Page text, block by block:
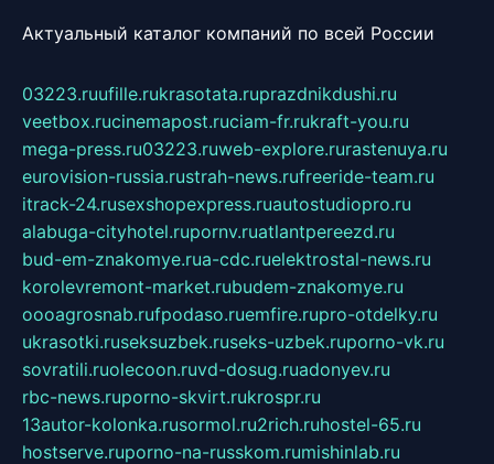
Актуальный каталог компаний по всей России
03223.ruufille.rukrasotata.ruprazdnikdushi.ru
veetbox.rucinemapost.ruciam-fr.rukraft-you.ru
mega-press.ru03223.ruweb-explore.rurastenuya.ru
eurovision-russia.rustrah-news.rufreeride-team.ru
itrack-24.rusexshopexpress.ruautostudiopro.ru
alabuga-cityhotel.rupornv.ruatlantpereezd.ru
bud-em-znakomye.rua-cdc.ruelektrostal-news.ru
korolevremont-market.rubudem-znakomye.ru
oooagrosnab.rufpodaso.ruemfire.rupro-otdelky.ru
ukrasotki.ruseksuzbek.ruseks-uzbek.ruporno-vk.ru
sovratili.ruolecoon.ruvd-dosug.ruadonyev.ru
rbc-news.ruporno-skvirt.rukrospr.ru
13autor-kolonka.rusormol.ru2rich.ruhostel-65.ru
hostserve.ruporno-na-russkom.rumishinlab.ru